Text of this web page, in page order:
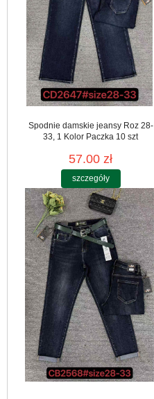
Spodnie damskie jeansy Roz 28-
33, 1 Kolor Paczka 10 szt
57.00 zł
szczegóły